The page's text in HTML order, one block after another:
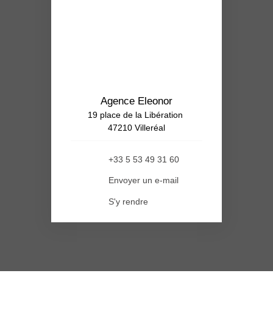
Agence Eleonor
19 place de la Libération
47210 Villeréal
+33 5 53 49 31 60
Envoyer un e-mail
S'y rendre